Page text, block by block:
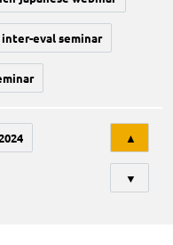
inter-eval seminar
▲
▼